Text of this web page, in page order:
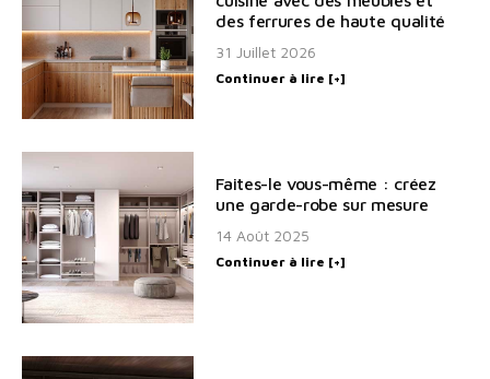
des ferrures de haute qualité
31 Juillet 2026
Continuer à lire [+]
Faites-le vous-même : créez
une garde-robe sur mesure
14 Août 2025
Continuer à lire [+]